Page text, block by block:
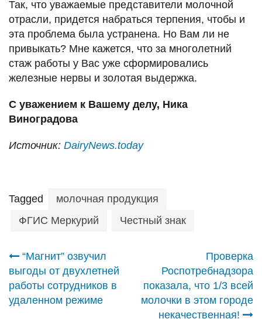
Так, что уважаемые представители молочной
отрасли, придется набраться терпения, чтобы и
эта проблема была устранена. Но Вам ли не
привыкать? Мне кажется, что за многолетний
стаж работы у Вас уже сформировались
железные нервы и золотая выдержка.
С уважением к Вашему делу, Ника
Виноградова
Источник: DairyNews.today
Tagged
молочная продукция
ФГИС Меркурий
Честный знак
Навигация
по
“Магнит” озвучил
выгоды от двухлетней
работы сотрудников в
удаленном режиме
Проверка
Роспотребнадзора
показала, что 1/3 всей
молочки в этом городе
некачественная!